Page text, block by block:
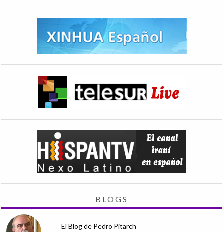
BLOGS
El Blog de Pedro Pitarch